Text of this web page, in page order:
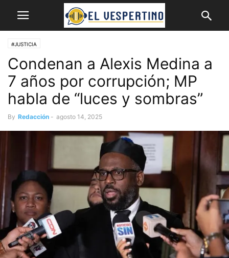
#JUSTICIA
Condenan a Alexis Medina a
7 años por corrupción; MP
habla de “luces y sombras”
By Redacción - agosto 14, 2025